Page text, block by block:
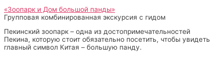
«Зоопарк и Дом большой панды»
Групповая комбинированная экскурсия с гидом
Пекинский зоопарк – одна из достопримечательностей
Пекина, которую стоит обязательно посетить, чтобы увидеть
главный символ Китая – большую панду.